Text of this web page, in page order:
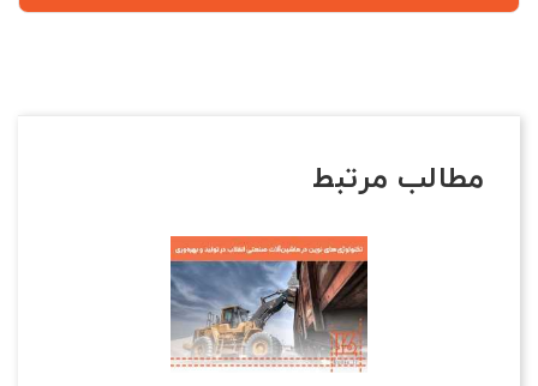
مطالب مرتبط